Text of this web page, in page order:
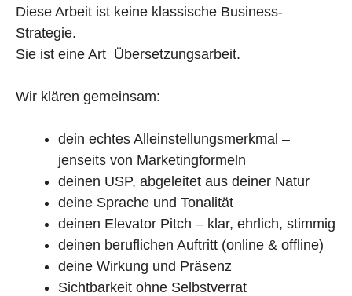
Diese Arbeit ist keine klassische Business-
Strategie.
Sie ist eine Art Übersetzungsarbeit.
Wir klären gemeinsam:
dein echtes Alleinstellungsmerkmal –
jenseits von Marketingformeln
deinen USP, abgeleitet aus deiner Natur
deine Sprache und Tonalität
deinen Elevator Pitch – klar, ehrlich, stimmig
deinen beruflichen Auftritt (online & offline)
deine Wirkung und Präsenz
Sichtbarkeit ohne Selbstverrat